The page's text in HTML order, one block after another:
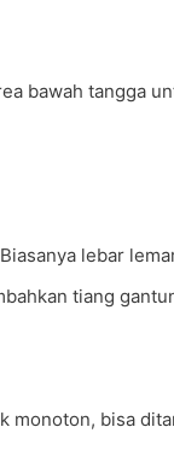
bawah
lebar
tiang
bisa